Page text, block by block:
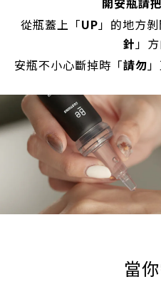
從瓶蓋上「UP 」的地方
針 」
安瓶不小心斷掉時「請勿
當